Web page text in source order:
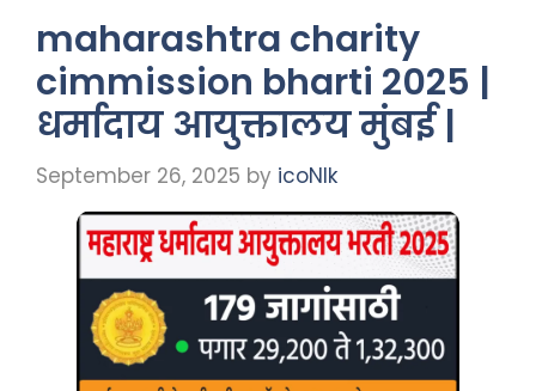
maharashtra charity
cimmission bharti 2025 |
धर्मादाय आयुक्तालय मुंबई |
September 26, 2025 by icoNIk